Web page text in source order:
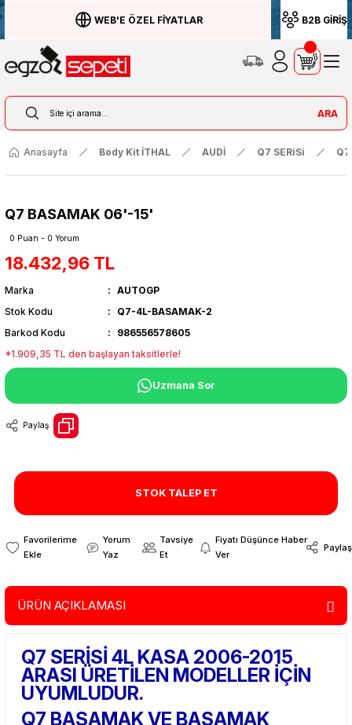
WEB'E ÖZEL FİYATLAR B2B GİRİŞ
ARA
Anasayfa Body Kit İTHAL AUDİ Q7 SERiSi
Q7 BASAMAK 06'-15'
0 Puan - 0 Yorum
18.432,96 TL
Marka
AUTOGP
Stok Kodu
Q7-4L-BASAMAK-2
Barkod Kodu
986556578605
*1.909,35 TL den başlayan taksitlerle!
Uzmana Sor
Paylaş
STOK TALEP ET
Yorum
Yaz
Tavsiye
Et
Fiyatı Düşünce Haber
Ver
Paylaş
ÜRÜN AÇIKLAMASI
Q7 SERİSİ 4L KASA 2006-2015
ARASI ÜRETİLEN MODELLER İÇİN
UYUMLUDUR.
Q7 BASAMAK VE BASAMAK